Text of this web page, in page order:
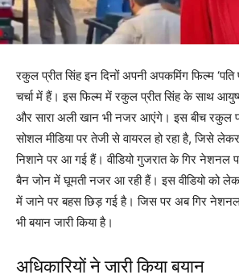
रकुल प्रीत सिंह इन दिनों अपनी अपकमिंग फिल्म ‘पति
चर्चा में हैं। इस फिल्म में रकुल प्रीत सिंह के साथ
और सारा अली खान भी नजर आएंगे। इस बीच रकुल
सोशल मीडिया पर तेजी से वायरल हो रहा है, जिसे
निशाने पर आ गई हैं। वीडियो गुजरात के गिर नेशनल
बैन जोन में घूमती नजर आ रही हैं। इस वीडियो को
में जाने पर बहस छिड़ गई है। जिस पर अब गिर नेशनल
भी बयान जारी किया है।
अधिकारियों ने जारी किया बयान